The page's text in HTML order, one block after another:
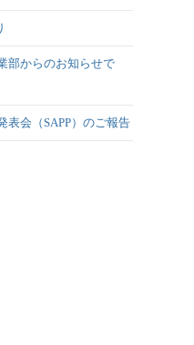
部からのお知らせで
会（SAPP）のご報告